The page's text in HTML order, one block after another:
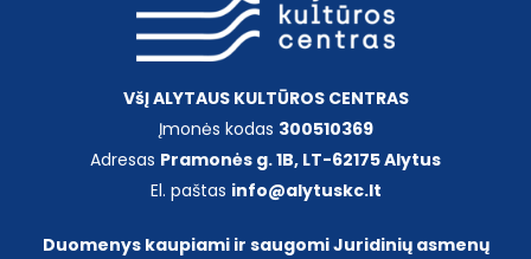
Konsultavimasis su visuomene
Lėšos veiklai viešinti
VšĮ ALYTAUS KULTŪROS CENTRAS
Įmonės kodas 300510369
Adresas Pramonės g. 1B, LT-62175 Alytus
El. paštas info@alytuskc.lt
Duomenys kaupiami ir saugomi Juridinių asmenų